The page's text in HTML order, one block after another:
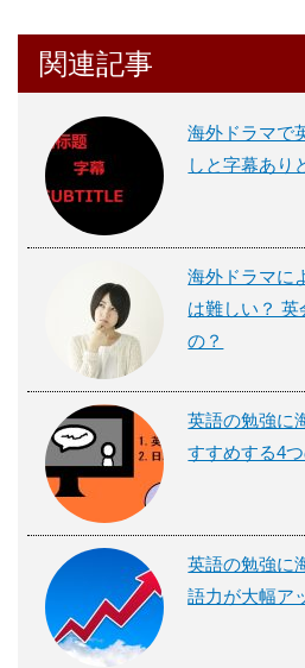
関連記事
海外ドラマで
しと字幕あり
海外ドラマに
は難しい？
の？
英語の勉強に
すすめする4
英語の勉強に
語力が大幅ア